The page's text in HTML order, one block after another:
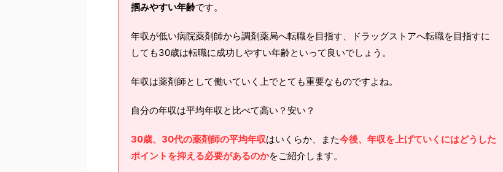
掴みやすい年齢です。
年収が低い病院薬剤師から調剤薬局へ転職を目指す、ドラッグストアへ転職を目指すに
しても30歳は転職に成功しやすい年齢といって良いでしょう。
年収は薬剤師として働いていく上でとても重要なものですよね。
自分の年収は平均年収と比べて高い？安い？
30歳、30代の薬剤師の平均年収はいくらか、また今後、年収を上げていくにはどうした
ポイントを抑える必要があるのかをご紹介します。